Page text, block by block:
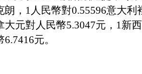
，1人民幣對0.55596意大利
大元對人民幣5.3047元，1新
6.7416元。